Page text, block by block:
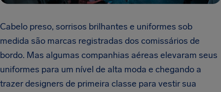
Cabelo preso, sorrisos brilhantes e uniformes sob
medida são marcas registradas dos comissários de
bordo. Mas algumas companhias aéreas elevaram seus
uniformes para um nível de alta moda e chegando a
trazer designers de primeira classe para vestir sua